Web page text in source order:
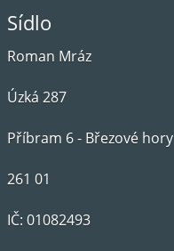
Sídlo
Roman Mráz
Úzká 287
Příbram 6 - Březové hory
261 01
IČ: 01082493